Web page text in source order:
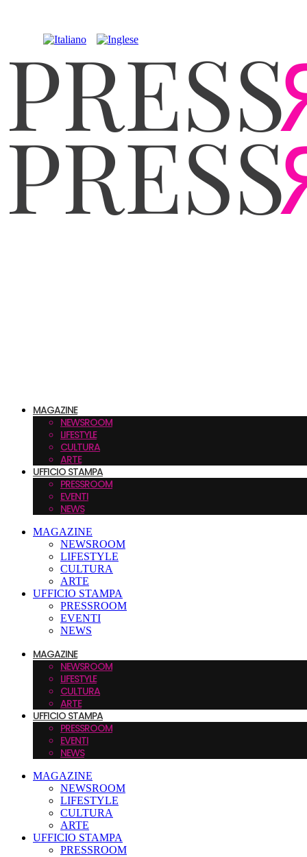
MAGAZINE
NEWSROOM
LIFESTYLE
CULTURA
ARTE
UFFICIO STAMPA
PRESSROOM
EVENTI
NEWS
MAGAZINE
NEWSROOM
LIFESTYLE
CULTURA
ARTE
UFFICIO STAMPA
PRESSROOM
EVENTI
NEWS
MAGAZINE
NEWSROOM
LIFESTYLE
CULTURA
ARTE
UFFICIO STAMPA
PRESSROOM
EVENTI
NEWS
MAGAZINE
NEWSROOM
LIFESTYLE
CULTURA
ARTE
UFFICIO STAMPA
PRESSROOM